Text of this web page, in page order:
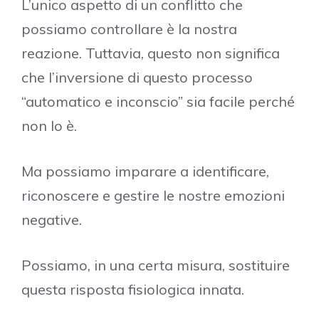
L’unico aspetto di un conflitto che
possiamo controllare è la nostra
reazione. Tuttavia, questo non significa
che l’inversione di questo processo
“automatico e inconscio” sia facile perché
non lo è.
Ma possiamo imparare a identificare,
riconoscere e gestire le nostre emozioni
negative.
Possiamo, in una certa misura, sostituire
questa risposta fisiologica innata.